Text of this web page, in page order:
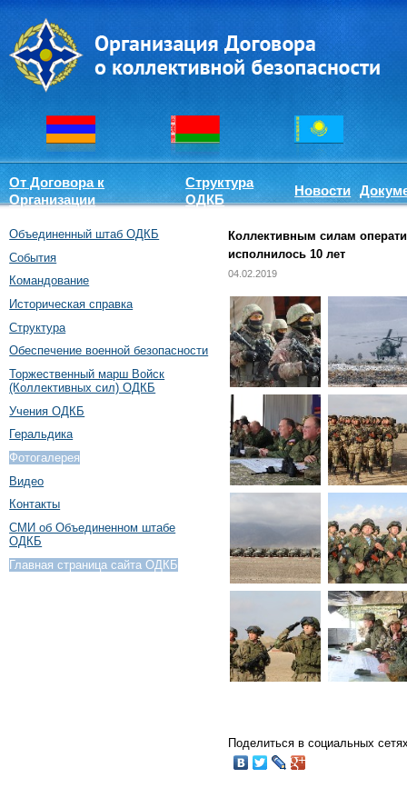
От Договора к
Организации
Структура
ОДКБ
Новости
Объединенный штаб ОДКБ
События
Командование
Историческая справка
Структура
Обеспечение военной безопасности
Торжественный марш Войск
(Коллективных сил) ОДКБ
Учения ОДКБ
Геральдика
Фотогалерея
Видео
Контакты
СМИ об Объединенном штабе
ОДКБ
Главная страница сайта ОДКБ
Коллективным силам
исполнилось 10 лет
04.02.2019
Поделиться в социальных